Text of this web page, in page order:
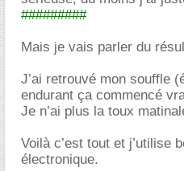
#########
Mais je vais parler du
J’ai retrouvé mon souffle
endurant ça commencé
Je n’ai plus la toux
Voilà c’est tout et j’utilise
électronique.